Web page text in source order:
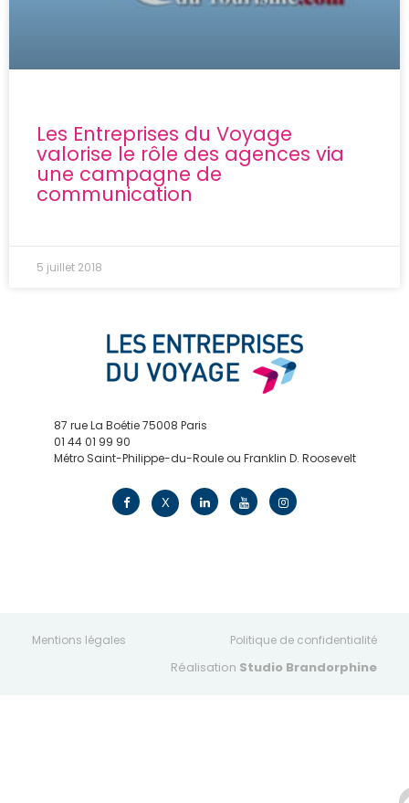
Les Entreprises du Voyage
valorise le rôle des agences via
une campagne de
communication
5 juillet 2018
87 rue La Boétie 75008 Paris
01 44 01 99 90
Métro Saint-Philippe-du-Roule ou Franklin D. Roosevelt
X
Mentions légales Politique de confidentialité
Réalisation Studio Brandorphine